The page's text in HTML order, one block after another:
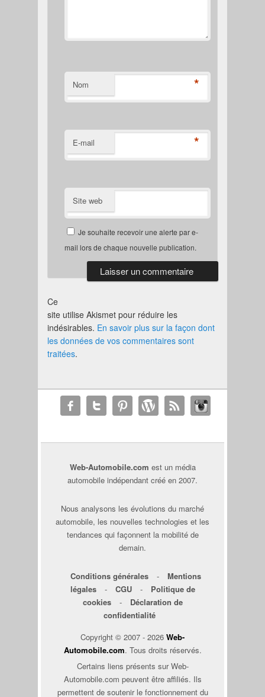
Nom *
E-mail *
Site web
Je souhaite recevoir une alerte par e-
mail lors de chaque nouvelle publication.
Ce
site utilise Akismet pour réduire les
indésirables. En savoir plus sur la façon dont
les données de vos commentaires sont
traitées.
Web-Automobile.com est un média
automobile indépendant créé en 2007.
Nous analysons les évolutions du marché
automobile, les nouvelles technologies et les
tendances qui façonnent la mobilité de
demain.
Conditions générales -
Mentions
légales
- CGU -
Politique de
cookies
-
Déclaration de
confidentialité
Copyright © 2007 - 2026 Web-
Automobile.com. Tous droits réservés.
Certains liens présents sur Web-
Automobile.com peuvent être affiliés. Ils
permettent de soutenir le fonctionnement du